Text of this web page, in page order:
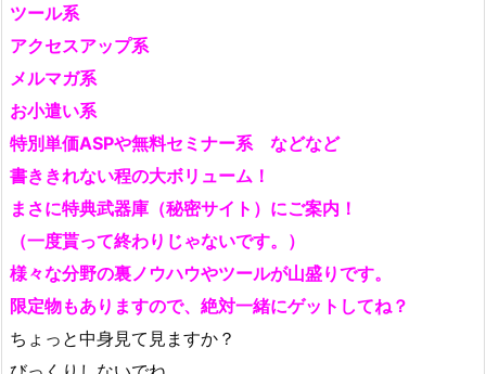
ツール系
アクセスアップ系
メルマガ系
お小遣い系
特別単価ASPや無料セミナー系 などなど
書ききれない程の大ボリューム！
まさに特典武器庫（秘密サイト）にご案内！
（一度貰って終わりじゃないです。）
様々な分野の裏ノウハウやツールが山盛りです。
限定物もありますので、絶対一緒にゲットしてね？
ちょっと中身見て見ますか？